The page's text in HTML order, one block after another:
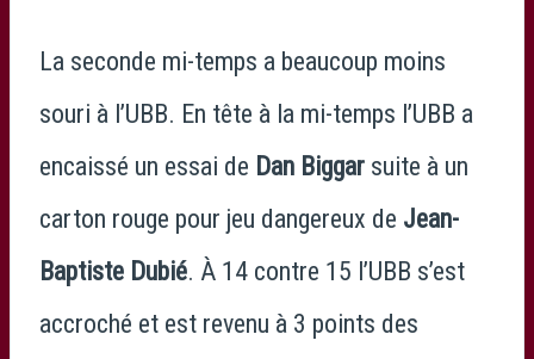
La seconde mi-temps a beaucoup moins
souri à l’UBB. En tête à la mi-temps l’UBB a
encaissé un essai de Dan Biggar suite à un
carton rouge pour jeu dangereux de Jean-
Baptiste Dubié. À 14 contre 15 l’UBB s’est
accroché et est revenu à 3 points des